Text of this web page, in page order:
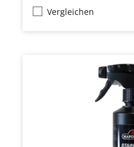
Vergleichen